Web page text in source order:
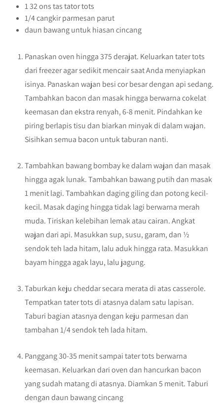
132 onstas tator tots
1/4cangkirparmesan parut
daun bawang untuk hiasancincang
Panaskan oven hingga 375 derajat. Keluarkan tater tots
dari freezer agar sedikit mencair saat Anda menyiapkan
isinya. Panaskan wajan besi cor besar dengan api sedang.
Tambahkan bacon dan masak hingga berwarna cokelat
keemasan dan ekstra renyah, 6-8 menit. Pindahkan ke
piring berlapis tisu dan biarkan minyak di dalam wajan.
Sisihkan semua bacon untuk taburan nanti.
Tambahkan bawang bombay ke dalam wajan dan masak
hingga agak lunak. Tambahkan bawang putih dan masak
1 menit lagi. Tambahkan daging giling dan potong kecil-
kecil. Masak daging hingga tidak lagi berwarna merah
muda. Tiriskan kelebihan lemak atau cairan. Angkat
wajan dari api. Masukkan sup, susu, garam, dan ½
sendok teh lada hitam, lalu aduk hingga rata. Masukkan
bayam hingga agak layu, lalu jagung.
Taburkan keju cheddar secara merata di atas casserole.
Tempatkan tater tots di atasnya dalam satu lapisan.
Taburi bagian atasnya dengan keju parmesan dan
tambahan 1/4 sendok teh lada hitam.
Panggang 30-35 menit sampai tater tots berwarna
keemasan. Keluarkan dari oven dan hancurkan bacon
yang sudah matang di atasnya. Diamkan 5 menit. Taburi
dengan daun bawang cincang